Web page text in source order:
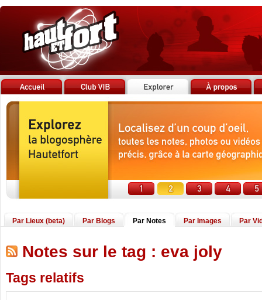
Par Lieux (beta) Par Blogs Par Notes Par Images Par
Notes sur le tag : eva joly
Tags relatifs